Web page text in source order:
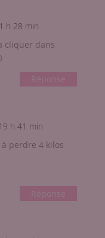
h 28 min
cliquer dans
Réponse
h 41 min
à perdre 4 kilos
Réponse